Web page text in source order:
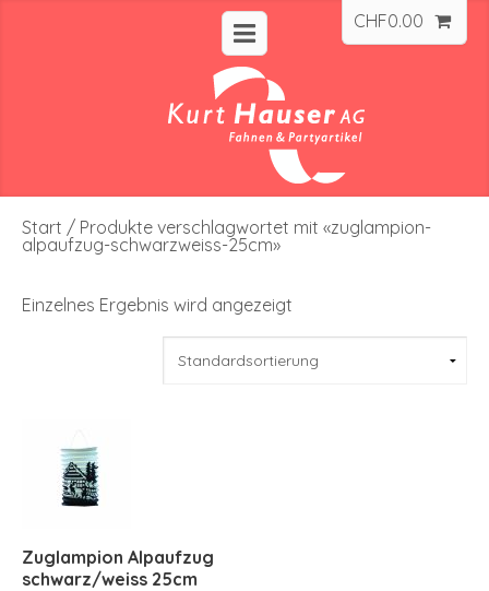
CHF0.00
Start / Produkte verschlagwortet mit «zuglampion-
alpaufzug-schwarzweiss-25cm»
Einzelnes Ergebnis wird angezeigt
Zuglampion Alpaufzug
schwarz/weiss 25cm